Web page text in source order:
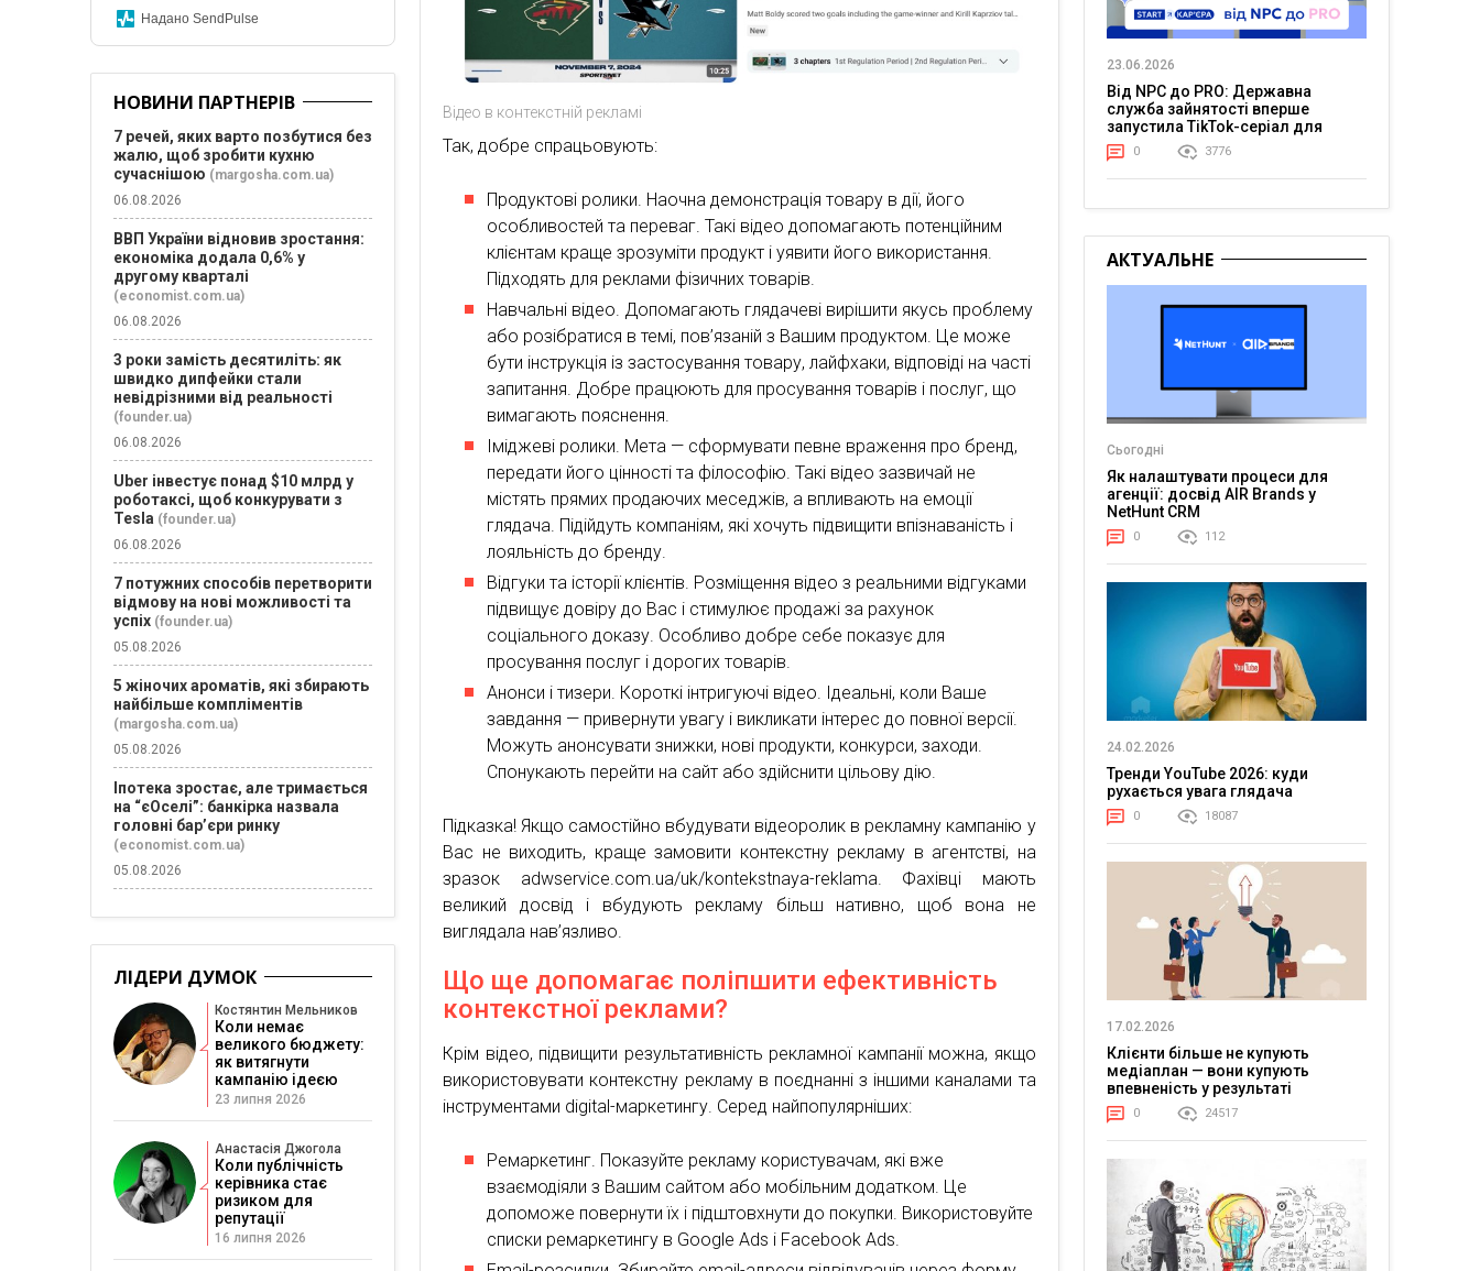
Відео в контекстній рекламі
Так, добре спрацьовують:
Продуктові ролики. Наочна демонстрація товару в дії, його
особливостей та переваг. Такі відео допомагають потенційним
клієнтам краще зрозуміти продукт і уявити його використання.
Підходять для реклами фізичних товарів.
Навчальні відео. Допомагають глядачеві вирішити якусь проблему
або розібратися в темі, пов’язаній з Вашим продуктом. Це може
бути інструкція із застосування товару, лайфхаки, відповіді на часті
запитання. Добре працюють для просування товарів і послуг, що
вимагають пояснення.
Іміджеві ролики. Мета — сформувати певне враження про бренд,
передати його цінності та філософію. Такі відео зазвичай не
містять прямих продаючих меседжів, а впливають на емоції
глядача. Підійдуть компаніям, які хочуть підвищити впізнаваність і
лояльність до бренду.
Відгуки та історії клієнтів. Розміщення відео з реальними відгуками
підвищує довіру до Вас і стимулює продажі за рахунок
соціального доказу. Особливо добре себе показує для
просування послуг і дорогих товарів.
Анонси і тизери. Короткі інтригуючі відео. Ідеальні, коли Ваше
завдання — привернути увагу і викликати інтерес до повної версії.
Можуть анонсувати знижки, нові продукти, конкурси, заходи.
Спонукають перейти на сайт або здійснити цільову дію.
Підказка! Якщо самостійно вбудувати відеоролик в рекламну кампанію у
Вас не виходить, краще замовити контекстну рекламу в агентстві, на
зразок adwservice.com.ua/uk/kontekstnaya-reklama. Фахівці мають
великий досвід і вбудують рекламу більш нативно, щоб вона не
виглядала нав’язливо.
Що ще допомагає поліпшити ефективність
контекстної реклами?
Крім відео, підвищити результативність рекламної кампанії можна, якщо
використовувати контекстну рекламу в поєднанні з іншими каналами та
інструментами digital-маркетингу. Серед найпопулярніших:
Ремаркетинг. Показуйте рекламу користувачам, які вже
взаємодіяли з Вашим сайтом або мобільним додатком. Це
допоможе повернути їх і підштовхнути до покупки. Використовуйте
списки ремаркетингу в Google Ads і Facebook Ads.
Надано SendPulse
НОВИНИ ПАРТНЕРІВ
7 речей, яких варто позбутися без
жалю, щоб зробити кухню
сучаснішою (margosha.com.ua)
06.08.2026
ВВП України відновив зростання:
економіка додала 0,6% у
другому кварталі
(economist.com.ua)
06.08.2026
3 роки замість десятиліть: як
швидко дипфейки стали
невідрізними від реальності
(founder.ua)
06.08.2026
Uber інвестує понад $10 млрд у
роботаксі, щоб конкурувати з
Tesla (founder.ua)
06.08.2026
7 потужних способів перетворити
відмову на нові можливості та
успіх (founder.ua)
05.08.2026
5 жіночих ароматів, які збирають
найбільше компліментів
(margosha.com.ua)
05.08.2026
Іпотека зростає, але тримається
на “єОселі”: банкірка назвала
головні бар’єри ринку
(economist.com.ua)
05.08.2026
ЛІДЕРИ ДУМОК
Костянтин Мельников
Коли немає
великого бюджету:
як витягнути
кампанію ідеєю
23 липня 2026
Анастасія Джогола
Коли публічність
керівника стає
ризиком для
репутації
16 липня 2026
23.06.2026
Від NPC до PRO: Державна
служба зайнятості вперше
запустила TikTok-серіал для
молоді
0 3776
АКТУАЛЬНЕ
Сьогодні
Як налаштувати процеси для
агенції: досвід AIR Brands у
NetHunt CRM
0 112
24.02.2026
Тренди YouTube 2026: куди
рухається увага глядача
0 18087
17.02.2026
Клієнти більше не купують
медіаплан — вони купують
впевненість у результаті
0 24517